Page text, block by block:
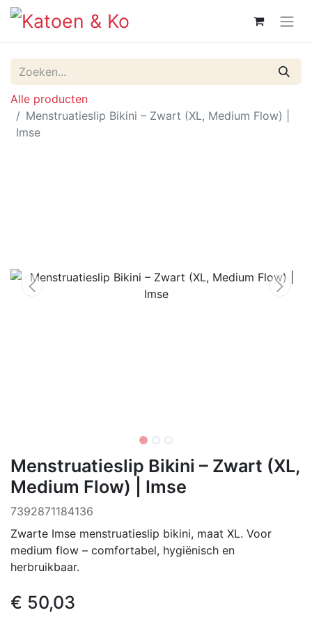
Alle producten
Menstruatieslip Bikini – Zwart (XL, Medium Flow) |
Imse
Menstruatieslip Bikini – Zwart (XL,
Medium Flow) | Imse
‌7392871184136
Zwarte Imse menstruatieslip bikini, maat XL. Voor
medium flow – comfortabel, hygiënisch en
herbruikbaar.
€ 50,03